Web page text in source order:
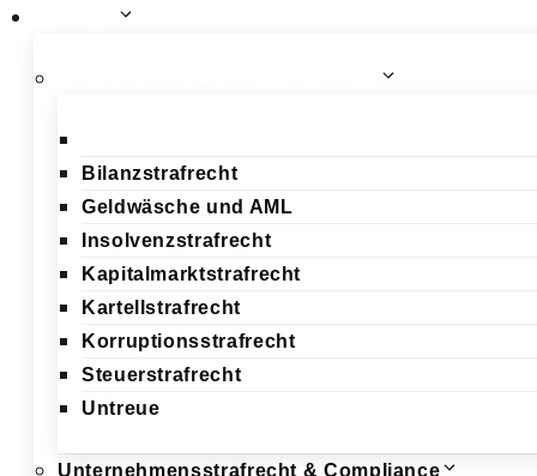
Bilanzstrafrecht
Geldwäsche und AML
Insolvenzstrafrecht
Kapitalmarktstrafrecht
Kartellstrafrecht
Korruptionsstrafrecht
Steuerstrafrecht
Untreue
Unternehmensstrafrecht & Compliance